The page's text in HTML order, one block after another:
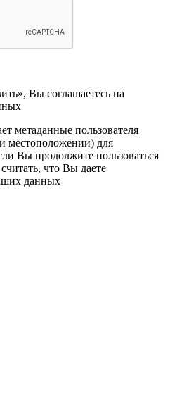
Вы соглашаетесь на
метаданные пользователя
местоположении) для
Вы продолжите пользоваться
что Вы даете
данных